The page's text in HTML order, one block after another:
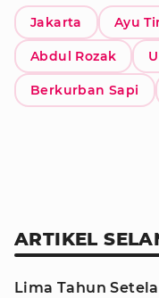
Jakarta Ayu
Abdul Rozak
Berkurban Sapi
ARTIKEL
Lima Tahun